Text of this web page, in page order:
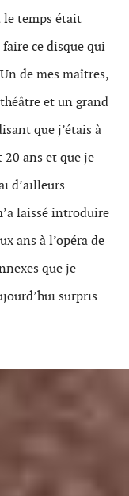
le temps était
faire ce disque qui
de mes maîtres,
et un grand
que j’étais à
ans et que je
d’ailleurs
laissé introduire
ans à l’opéra de
que je
surpris